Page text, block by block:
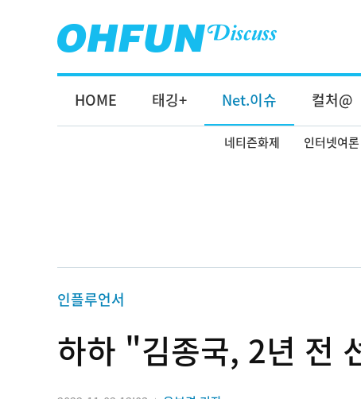
HOME 태깅+ Net.이슈
네티즌화제 인터넷여론
컬처@
인플루언서
하하 "김종국, 2년 전